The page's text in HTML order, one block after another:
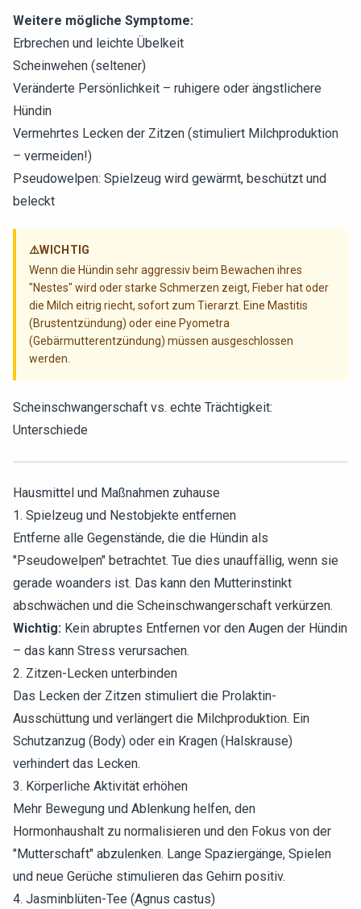
Weitere mögliche Symptome:
Erbrechen und leichte Übelkeit
Scheinwehen (seltener)
Veränderte Persönlichkeit – ruhigere oder ängstlichere
Hündin
Vermehrtes Lecken der Zitzen (stimuliert Milchproduktion
– vermeiden!)
Pseudowelpen: Spielzeug wird gewärmt, beschützt und
beleckt
⚠️WICHTIG
Wenn die Hündin sehr aggressiv beim Bewachen ihres
"Nestes" wird oder starke Schmerzen zeigt, Fieber hat oder
die Milch eitrig riecht, sofort zum Tierarzt. Eine Mastitis
(Brustentzündung) oder eine Pyometra
(Gebärmutterentzündung) müssen ausgeschlossen
werden.
Scheinschwangerschaft vs. echte Trächtigkeit:
Unterschiede
Hausmittel und Maßnahmen zuhause
1. Spielzeug und Nestobjekte entfernen
Entferne alle Gegenstände, die die Hündin als
"Pseudowelpen" betrachtet. Tue dies unauffällig, wenn sie
gerade woanders ist. Das kann den Mutterinstinkt
abschwächen und die Scheinschwangerschaft verkürzen.
Wichtig: Kein abruptes Entfernen vor den Augen der Hündin
– das kann Stress verursachen.
2. Zitzen-Lecken unterbinden
Das Lecken der Zitzen stimuliert die Prolaktin-
Ausschüttung und verlängert die Milchproduktion. Ein
Schutzanzug (Body) oder ein Kragen (Halskrause)
verhindert das Lecken.
3. Körperliche Aktivität erhöhen
Mehr Bewegung und Ablenkung helfen, den
Hormonhaushalt zu normalisieren und den Fokus von der
"Mutterschaft" abzulenken. Lange Spaziergänge, Spielen
und neue Gerüche stimulieren das Gehirn positiv.
4. Jasminblüten-Tee (Agnus castus)